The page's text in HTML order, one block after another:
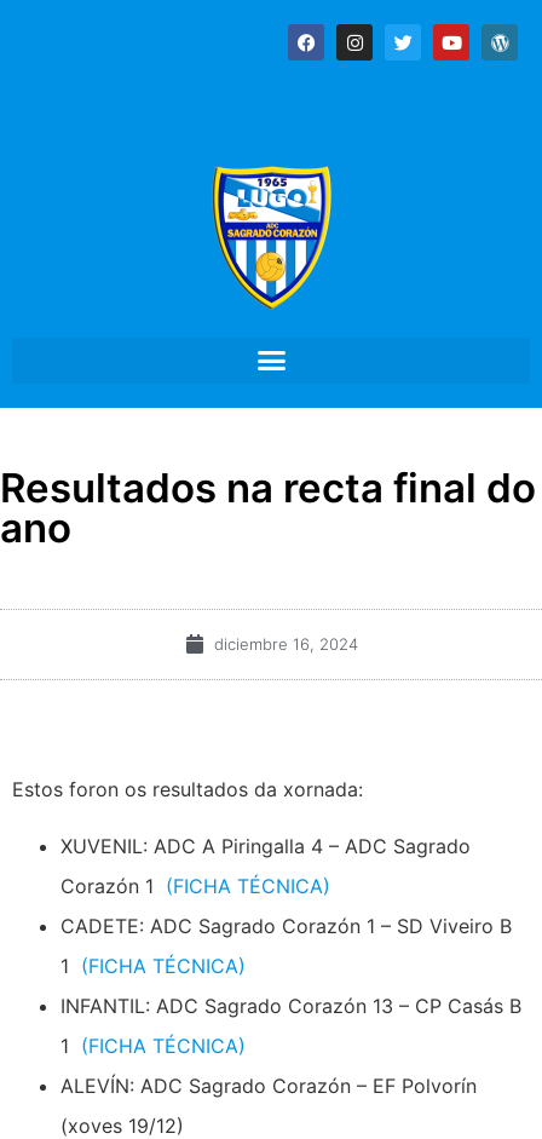
Resultados na recta final do
ano
diciembre 16, 2024
Estos foron os resultados da xornada:
XUVENIL: ADC A Piringalla 4 – ADC Sagrado
Corazón 1 (FICHA TÉCNICA)
CADETE: ADC Sagrado Corazón 1 – SD Viveiro B
1 (FICHA TÉCNICA)
INFANTIL: ADC Sagrado Corazón 13 – CP Casás B
1 (FICHA TÉCNICA)
ALEVÍN: ADC Sagrado Corazón – EF Polvorín
(xoves 19/12)